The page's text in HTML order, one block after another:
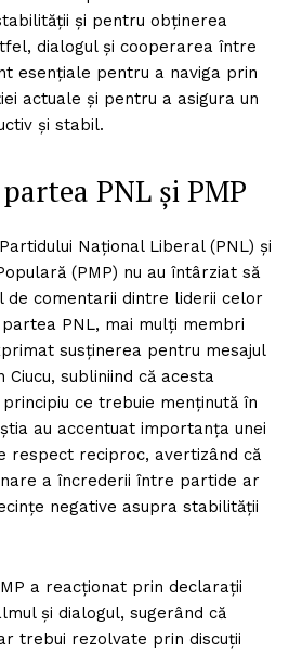
și pentru obținerea
dialogul și cooperarea între
esențiale pentru a naviga prin
actuale și pentru a asigura un
și stabil.
PNL și PMP
Național Liberal (PNL) și
(PMP) nu au întârziat să
de comentarii dintre liderii celor
PNL, mai mulți membri
susținerea pentru mesajul
subliniind că acesta
ce trebuie menținută în
au accentuat importanța unei
respect reciproc, avertizând că
a încrederii între partide ar
negative asupra stabilității
a reacționat prin declarații
și dialogul, sugerând că
trebui rezolvate prin discuții